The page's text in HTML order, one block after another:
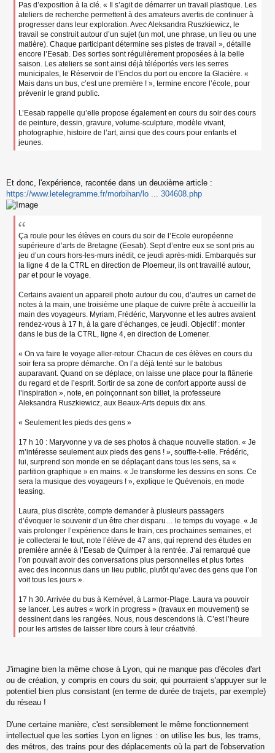
Pas d’exposition à la clé. « Il s’agit de démarrer un travail plastique. Les
ateliers de recherche permettent à des amateurs avertis de continuer à
progresser dans leur exploration. Avec Aleksandra Ruszkiewicz, le
travail se construit autour d’un sujet (un mot, une phrase, un lieu ou une
matière). Chaque participant détermine ses pistes de travail », détaille
encore l’Eesab. Des sorties sont régulièrement proposées à la belle
saison. Les ateliers se sont ainsi déjà téléportés vers les serres
municipales, le Réservoir de l’Enclos du port ou encore la Glacière. «
Mais dans un bus, c’est une première ! », termine encore l’école, pour
prévenir le grand public.
L’Eesab rappelle qu’elle propose également en cours du soir des cours
de peinture, dessin, gravure, volume-sculpture, modèle vivant,
photographie, histoire de l’art, ainsi que des cours pour enfants et
jeunes.
Et donc, l'expérience, racontée dans un deuxième article :
https://www.letelegramme.fr/morbihan/lo ... 304608.php
Ça roule pour les élèves en cours du soir de l’Ecole européenne
supérieure d’arts de Bretagne (Eesab). Sept d’entre eux se sont pris au
jeu d’un cours hors-les-murs inédit, ce jeudi après-midi. Embarqués sur
la ligne 4 de la CTRL en direction de Ploemeur, ils ont travaillé autour,
par et pour le voyage.
Certains avaient un appareil photo autour du cou, d’autres un carnet de
notes à la main, une troisième une plaque de cuivre prête à accueillir la
main des voyageurs. Myriam, Frédéric, Maryvonne et les autres avaient
rendez-vous à 17 h, à la gare d’échanges, ce jeudi. Objectif : monter
dans le bus de la CTRL, ligne 4, en direction de Lomener.
« On va faire le voyage aller-retour. Chacun de ces élèves en cours du
soir fera sa propre démarche. On l’a déjà tenté sur le batobus
auparavant. Quand on se déplace, on laisse une place pour la flânerie
du regard et de l’esprit. Sortir de sa zone de confort apporte aussi de
l’inspiration », note, en poinçonnant son billet, la professeure
Aleksandra Ruszkiewicz, aux Beaux-Arts depuis dix ans.
« Seulement les pieds des gens »
17 h 10 : Maryvonne y va de ses photos à chaque nouvelle station. « Je
m’intéresse seulement aux pieds des gens ! », souffle-t-elle. Frédéric,
lui, surprend son monde en se déplaçant dans tous les sens, sa «
partition graphique » en mains. « Je transforme les dessins en sons. Ce
sera la musique des voyageurs ! », explique le Quévenois, en mode
teasing.
Laura, plus discrète, compte demander à plusieurs passagers
d’évoquer le souvenir d’un être cher disparu… le temps du voyage. « Je
vais prolonger l’expérience dans le train, ces prochaines semaines, et
je collecterai le tout, note l’élève de 47 ans, qui reprend des études en
première année à l’Eesab de Quimper à la rentrée. J’ai remarqué que
l’on pouvait avoir des conversations plus personnelles et plus fortes
avec des inconnus dans un lieu public, plutôt qu’avec des gens que l’on
voit tous les jours ».
17 h 30. Arrivée du bus à Kernével, à Larmor-Plage. Laura va pouvoir
se lancer. Les autres « work in progress » (travaux en mouvement) se
dessinent dans les rangées. Nous, nous descendons là. C’est l’heure
pour les artistes de laisser libre cours à leur créativité.
J'imagine bien la même chose à Lyon, qui ne manque pas d'écoles d'art
ou de création, y compris en cours du soir, qui pourraient s'appuyer sur le
potentiel bien plus consistant (en terme de durée de trajets, par exemple)
du réseau !
D'une certaine manière, c'est sensiblement le même fonctionnement
intellectuel que les sorties Lyon en lignes : on utilise les bus, les trams,
des métros, des trains pour des déplacements où la part de l'observation